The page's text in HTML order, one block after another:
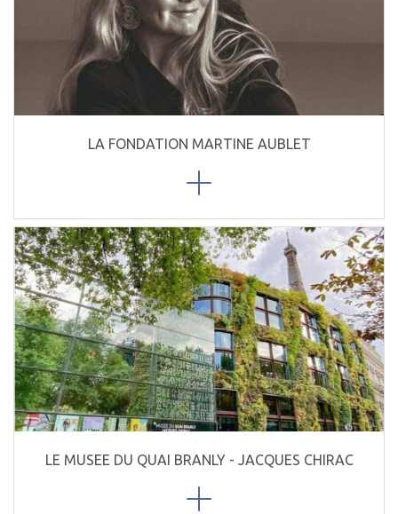
LA FONDATION MARTINE AUBLET
LE MUSEE DU QUAI BRANLY - JACQUES CHIRAC